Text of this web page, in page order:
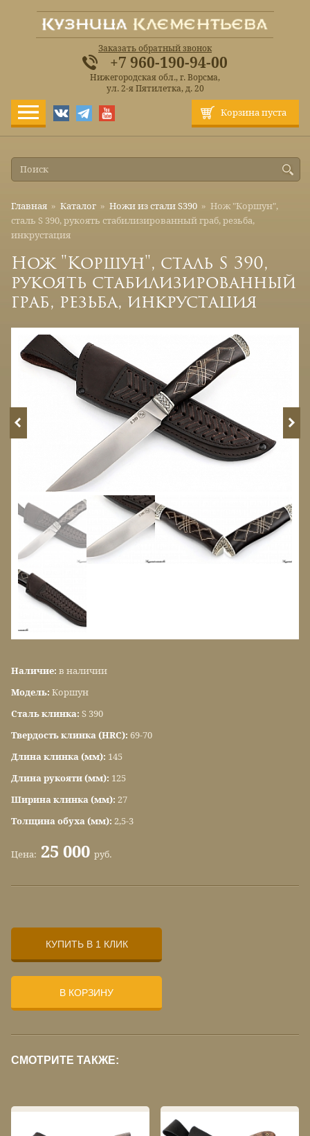
Корзина пуста
Заказать обратный звонок
+7 960-190-94-00
Нижегородская обл., г. Ворсма,
ул. 2-я Пятилетка, д. 20
Главная » Каталог » Ножи из стали S390 » Нож "Коршун",
сталь S 390, рукоять стабилизированный граб, резьба,
инкрустация
Нож "Коршун", сталь S 390,
рукоять стабилизированный
граб, резьба, инкрустация
Наличие: в наличии
Модель: Коршун
Сталь клинка: S 390
Твердость клинка (HRC): 69-70
Длина клинка (мм): 145
Длина рукояти (мм): 125
Ширина клинка (мм): 27
Толщина обуха (мм): 2,5-3
Цена: 25 000 руб.
КУПИТЬ В 1 КЛИК
В КОРЗИНУ
СМОТРИТЕ ТАКЖЕ: